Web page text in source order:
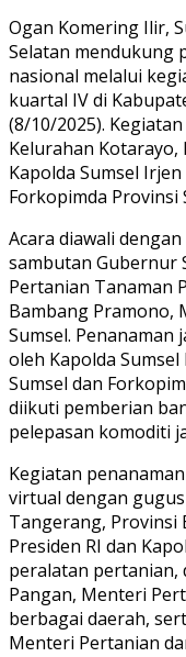
Ogan Komering Ilir,
Selatan mendukung
nasional melalui
kuartal IV di
(8/10/2025).
Kelurahan Kotarayo,
Kapolda Sumsel Irjen
Forkopimda Provinsi
Acara diawali
sambutan Gubernur
Pertanian Tanaman
Bambang Pramono,
Sumsel. Penanaman
oleh Kapolda
Sumsel dan
diikuti pemberian
pelepasan komoditi
Kegiatan
virtual dengan
Tangerang, Provinsi
Presiden RI dan
peralatan
Pangan, Menteri
berbagai daerah,
Menteri Pertanian